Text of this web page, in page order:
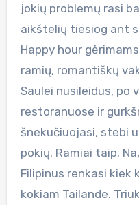
jokių problemų rasi
aikštelių tiesiog ant
Happy hour
ramių, romantiškų
Saulei nusileidus, po
restoranuose ir
šnekučiuojasi, stebi
pokių. Ramiai taip.
Filipinus renkasi
kokiam Tailande.